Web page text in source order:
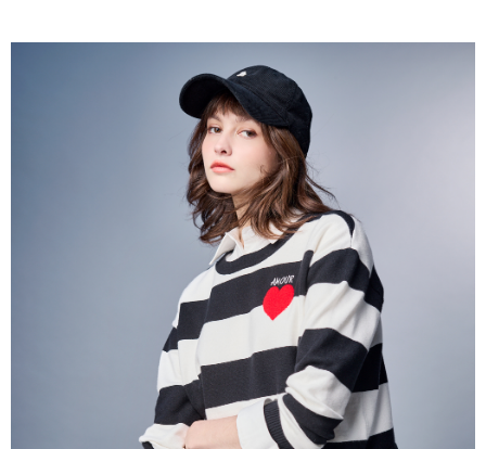
【繳款方式說明】
1.分期款項不併入電信帳單，「大哥付你分期」於每月結算日後寄送繳費提
2.透過簡訊連結打開帳單後，可選擇「超商條碼／台灣大直營門市／銀行轉
帳／街口支付／iPASS MONEY」等通路繳費。
1.本服務係由「台灣大哥大股份有限公司」（以下簡稱本公司）所提供，讓
用戶於交易時，得透過本服務購買商品或服務，並由商店將買賣／分期付款
買賣價金債權讓與本公司後，依約使用本公司帳單繳交帳款。
2.基於同意付款使用「大哥付你分期」之契約關係目的，商店將以您的個人
資料（包含姓名、電話或地址）提供予台灣大哥大進項蒐集、處理及利用，
由本公司與您本人進行分期帳單所需資料之確認、核對及更正。
3.完整用戶服務條款，請詳閱以下連結：
https://oppay.tw/userRule
付款後全家取貨
每筆NT$60，滿NT$1,000(含以上)免運費
每筆NT$60，滿NT$1,000(含以上)免運費
每筆NT$60，滿NT$1,000(含以上)免運費
每筆NT$80，滿NT$1,000(含以上)免運費